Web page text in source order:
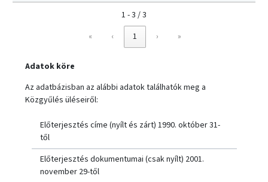
1 - 3 / 3
«
‹ 1 › »
Adatok köre
Az adatbázisban az alábbi adatok találhatók meg a
Közgyűlés üléseiről:
Előterjesztés címe (nyílt és zárt) 1990. október 31-
től
Előterjesztés dokumentumai (csak nyílt) 2001.
november 29-től